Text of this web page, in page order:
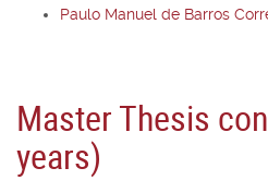
Paulo Manuel de Barros
Master Thesis
years)